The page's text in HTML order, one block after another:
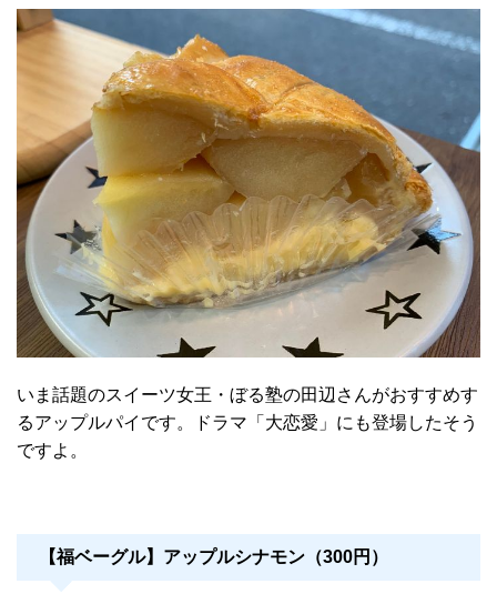
いま話題のスイーツ女王・ぼる塾の田辺さんがおすすめす
るアップルパイです。ドラマ「大恋愛」にも登場したそう
ですよ。
【福ベーグル】アップルシナモン（300円）